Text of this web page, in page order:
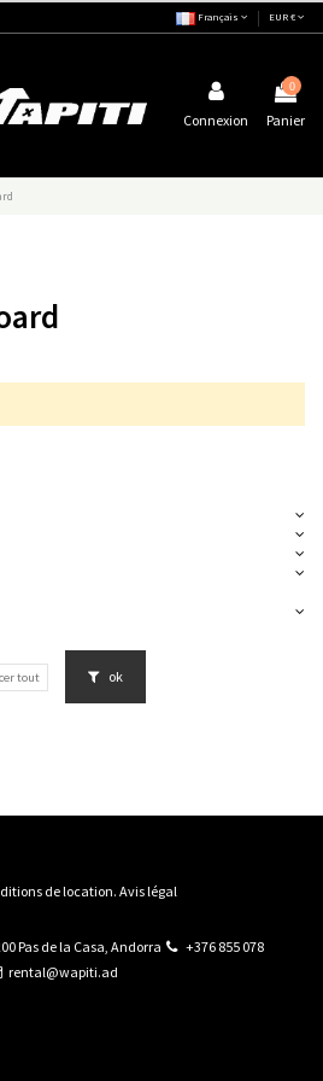
Français EUR €
Connexion
0
Panier
tout ok
de location. Avis légal
Pas de la Casa, Andorra
+376 855 078
rental@wapiti.ad